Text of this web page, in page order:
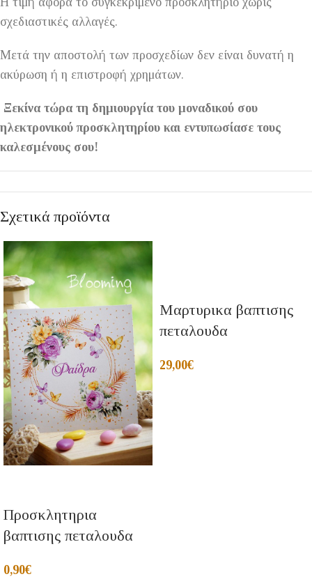
σχεδιαστικές αλλαγές.
Μετά την αποστολή των προσχεδίων δεν είναι δυνατή η
ακύρωση ή η επιστροφή χρημάτων.
Ξεκίνα τώρα τη δημιουργία του μοναδικού σου
ηλεκτρονικού προσκλητηρίου και εντυπωσίασε τους
καλεσμένους σου!
Σχετικά προϊόντα
Προσκλητηρια
βαπτισης πεταλουδα
0,90€
Μαρτυρικα βαπτισης
πεταλουδα
29,00€